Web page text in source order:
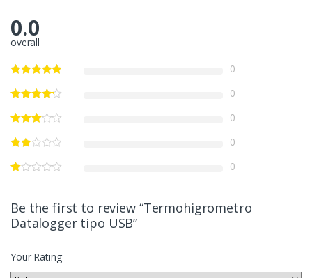
0.0
overall
0
0
0
0
0
Be the first to review “Termohigrometro
Datalogger tipo USB”
Your Rating